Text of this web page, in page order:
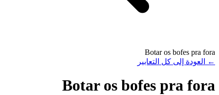
Botar os bofes pra fora
←
العودة إلى كل التعابير
Botar os bofes pra fora